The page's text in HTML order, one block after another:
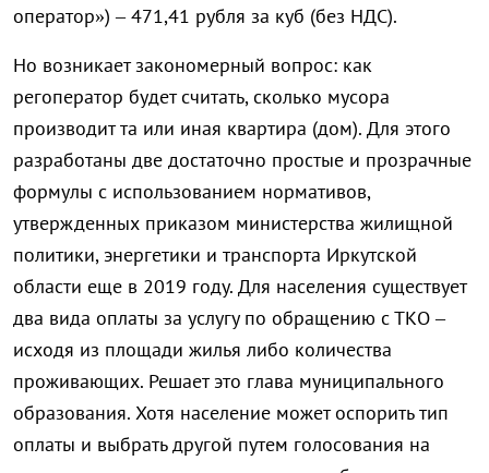
оператор») – 471,41 рубля за куб (без НДС).
Но возникает закономерный вопрос: как
регоператор будет считать, сколько мусора
производит та или иная квартира (дом). Для этого
разработаны две достаточно простые и прозрачные
формулы с использованием нормативов,
утвержденных приказом министерства жилищной
политики, энергетики и транспорта Иркутской
области еще в 2019 году. Для населения существует
два вида оплаты за услугу по обращению с ТКО –
исходя из площади жилья либо количества
проживающих. Решает это глава муниципального
образования. Хотя население может оспорить тип
оплаты и выбрать другой путем голосования на